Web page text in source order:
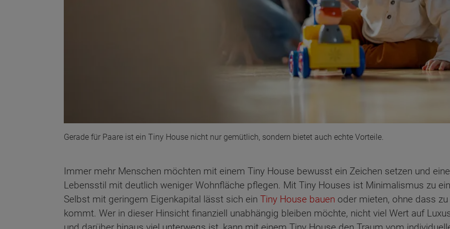
Gerade für Paare ist ein Tiny House nicht nur gemütlich, sondern bietet auch echte Vorteile.
Immer mehr Menschen möchten mit einem Tiny House bewusst ein Zeichen setzen und
Lebensstil mit deutlich weniger Wohnfläche pflegen. Mit Tiny Houses ist Minimalismus zu
Selbst mit geringem Eigenkapital lässt sich ein Tiny House bauen oder mieten, ohne dass
kommt. Wer in dieser Hinsicht finanziell unabhängig bleiben möchte, nicht viel Wert auf
Wonach möchten Sie suchen?